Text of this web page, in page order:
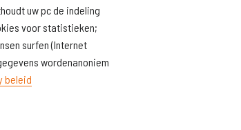
uw pc de indeling
voor statistieken;
surfen (Internet
wordenanoniem
beleid